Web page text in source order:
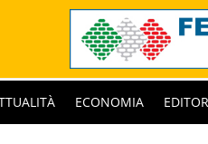
ECONOMIA